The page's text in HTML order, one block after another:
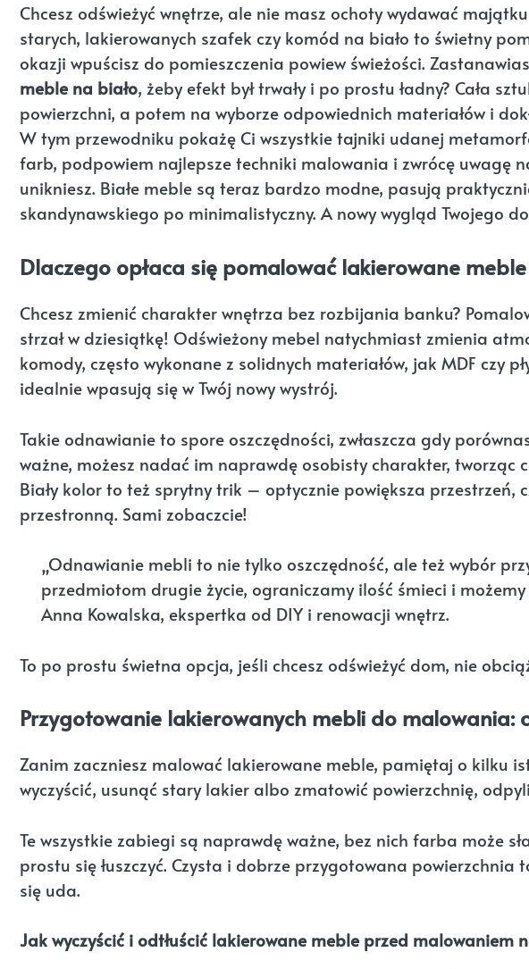
Chcesz odświeżyć wnętrze, ale nie masz ochoty wydawać
starych, lakierowanych szafek czy komód na biało to świetny
okazji wpuścisz do pomieszczenia powiew świeżości.
meble na biało, żeby efekt był trwały i po prostu ładny? Cała
powierzchni, a potem na wyborze odpowiednich materiałów i
W tym przewodniku pokażę Ci wszystkie tajniki udanej
farb, podpowiem najlepsze techniki malowania i zwrócę uwagę
unikniesz. Białe meble są teraz bardzo modne, pasują
skandynawskiego po minimalistyczny. A nowy wygląd Twojego
Dlaczego opłaca się pomalować lakierowane
Chcesz zmienić charakter wnętrza bez rozbijania banku?
strzał w dziesiątkę! Odświeżony mebel natychmiast zmienia
komody, często wykonane z solidnych materiałów, jak MDF czy
idealnie wpasują się w Twój nowy wystrój.
Takie odnawianie to spore oszczędności, zwłaszcza gdy
ważne, możesz nadać im naprawdę osobisty charakter, tworząc
Biały kolor to też sprytny trik – optycznie powiększa przestrzeń,
przestronną. Sami zobaczcie!
„Odnawianie mebli to nie tylko oszczędność, ale też wybór
przedmiotom drugie życie, ograniczamy ilość śmieci i
Anna Kowalska, ekspertka od DIY i renowacji wnętrz.
To po prostu świetna opcja, jeśli chcesz odświeżyć dom, nie
Przygotowanie lakierowanych mebli do malowania:
Zanim zaczniesz malować lakierowane meble, pamiętaj o kilku
wyczyścić, usunąć stary lakier albo zmatowić powierzchnię,
Te wszystkie zabiegi są naprawdę ważne, bez nich farba może
prostu się łuszczyć. Czysta i dobrze przygotowana
się uda.
Jak wyczyścić i odtłuścić lakierowane meble przed malowaniem